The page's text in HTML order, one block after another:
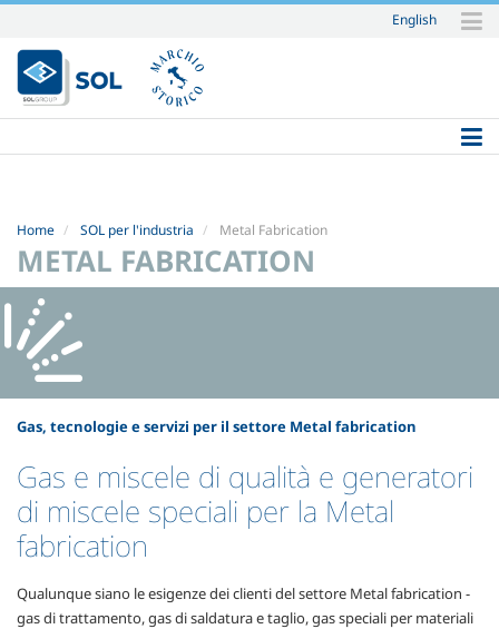
Salta
ai
contenuti.
|
alla
English
Home SOL per l'industria Metal Fabrication
METAL FABRICATION
Gas, tecnologie e servizi per il settore Metal fabrication
Gas e miscele di qualità e generatori
di miscele speciali per la Metal
fabrication
Qualunque siano le esigenze dei clienti del settore Metal fabrication -
gas di trattamento, gas di saldatura e taglio, gas speciali per materiali